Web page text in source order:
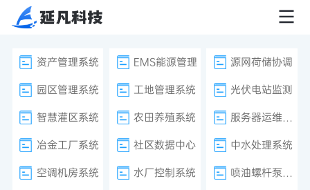
资产管理系统 EMS能源管理
源网荷储协调
园区管理系统
工地管理系统
光伏电站监测
智慧灌区系统
农田养殖系统
服务器运维监控
冶金工厂系统
社区数据中心
中水处理系统
空调机房系统
水厂控制系统
喷油螺杆泵系统